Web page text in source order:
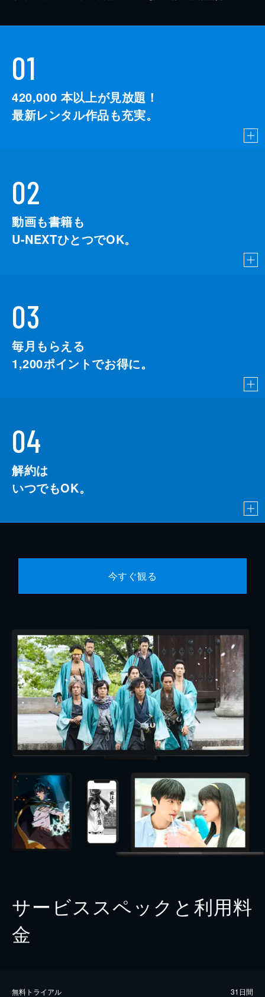
01
420,000 本以上が見放題！
最新レンタル作品も充実。
02
動画も書籍も
U-NEXTひとつでOK。
03
毎月もらえる
1,200ポイントでお得に。
04
解約は
いつでもOK。
今すぐ観る
サービススペックと利用料
金
無料トライアル 31日間